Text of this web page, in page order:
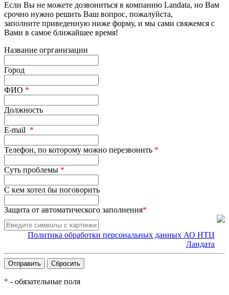
Если Вы не можете дозвониться в компанию Landata, но Вам
срочно нужно решить Ваш вопрос, пожалуйста,
заполните приведенную ниже форму, и мы сами свяжемся с
Вами в самое ближайшее время!
Название огрганизации
Город
ФИО *
Должность
E-mail *
Телефон, по которому можно перезвонить *
Суть проблемы *
С кем хотел бы поговорить
Защита от автоматического заполнения*
Политика обработки персональных данных АО НТЦ
Ландата
* - обязательные поля